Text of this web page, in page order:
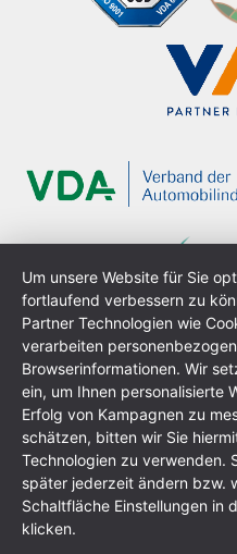
Impressum
Um unsere Website für Sie
fortlaufend verbessern zu
Partner Technologien wie
verarbeiten
Browserinformationen. Wir
ein, um Ihnen personalisierte
Erfolg von Kampagnen zu
schätzen, bitten wir Sie
Technologien zu verwenden.
später jederzeit ändern bzw.
Schaltfläche Einstellungen in
klicken.